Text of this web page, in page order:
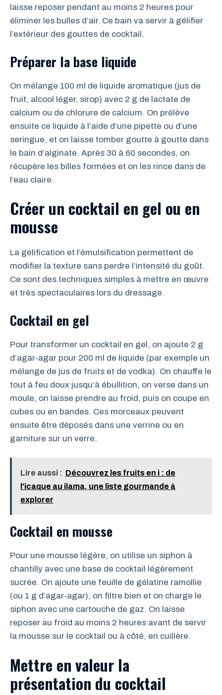
laisse reposer pendant au moins 2 heures pour
éliminer les bulles d’air. Ce bain va servir à gélifier
l’extérieur des gouttes de cocktail.
Préparer la base liquide
On mélange 100 ml de liquide aromatique (jus de
fruit, alcool léger, sirop) avec 2 g de lactate de
calcium ou de chlorure de calcium. On prélève
ensuite ce liquide à l’aide d’une pipette ou d’une
seringue, et on laisse tomber goutte à goutte dans
le bain d’alginate. Après 30 à 60 secondes, on
récupère les billes formées et on les rince dans de
l’eau claire.
Créer un cocktail en gel ou en
mousse
La gélification et l’émulsification permettent de
modifier la texture sans perdre l’intensité du goût.
Ce sont des techniques simples à mettre en œuvre
et très spectaculaires lors du dressage.
Cocktail en gel
Pour transformer un cocktail en gel, on ajoute 2 g
d’agar-agar pour 200 ml de liquide (par exemple un
mélange de jus de fruits et de vodka). On chauffe le
tout à feu doux jusqu’à ébullition, on verse dans un
moule, on laisse prendre au froid, puis on coupe en
cubes ou en bandes. Ces morceaux peuvent
ensuite être déposés dans une verrine ou en
garniture sur un verre.
Lire aussi : Découvrez les fruits en i : de
l'icaque au ilama, une liste gourmande à
explorer
Cocktail en mousse
Pour une mousse légère, on utilise un siphon à
chantilly avec une base de cocktail légèrement
sucrée. On ajoute une feuille de gélatine ramollie
(ou 1 g d’agar-agar), on filtre bien et on charge le
siphon avec une cartouche de gaz. On laisse
reposer au froid au moins 2 heures avant de servir
la mousse sur le cocktail ou à côté, en cuillère.
Mettre en valeur la
présentation du cocktail